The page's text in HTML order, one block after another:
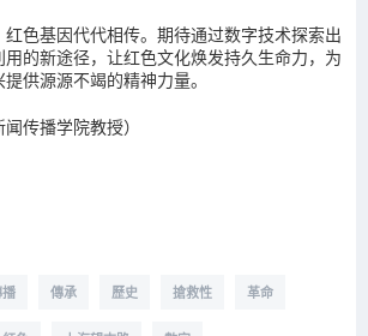
色基因代代相传。期待通过数字技术探索出
的新途径，让红色文化焕发持久生命力，为
供源源不竭的精神力量。
传播学院教授）
傳承 歷史 搶救性 革命